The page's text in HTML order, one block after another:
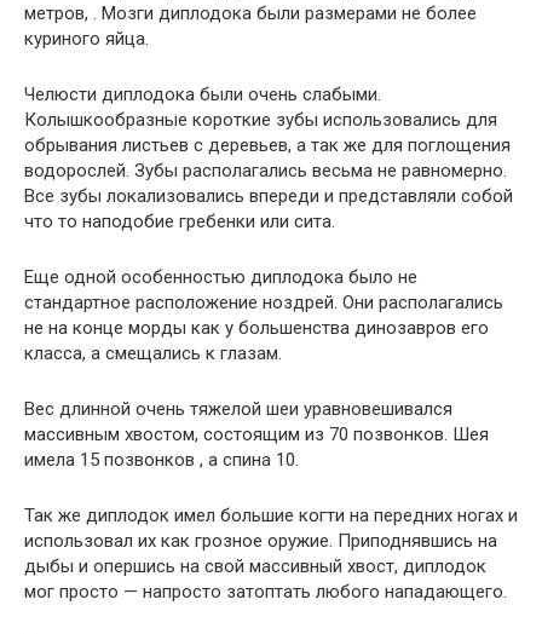
метров, . Мозги диплодока были размерами не более
куриного яйца.
Челюсти диплодока были очень слабыми.
Колышкообразные короткие зубы использовались для
обрывания листьев с деревьев, а так же для поглощения
водорослей. Зубы располагались весьма не равномерно.
Все зубы локализовались впереди и представляли собой
что то наподобие гребенки или сита.
Еще одной особенностью диплодока было не
стандартное расположение ноздрей. Они располагались
не на конце морды как у большенства динозавров его
класса, а смещались к глазам.
Вес длинной очень тяжелой шеи уравновешивался
массивным хвостом, состоящим из 70 позвонков. Шея
имела 15 позвонков , а спина 10.
Так же диплодок имел большие когти на передних ногах и
использовал их как грозное оружие. Приподнявшись на
дыбы и опершись на свой массивный хвост, диплодок
мог просто — напросто затоптать любого нападающего.